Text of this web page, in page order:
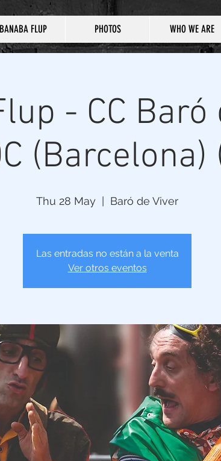
BANABA FLUP PHOTOS WHO WE ARE
- CC Baró
(Barcelona)
Thu 28 May Baró de Viver
Las entradas no están a la venta
Ver otros eventos